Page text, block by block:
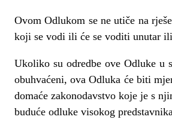
Ovom Odlukom se ne utiče na
koji se vodi ili će se voditi unutar
Ukoliko su odredbe ove Odluke u
obuhvaćeni, ova Odluka će biti
domaće zakonodavstvo koje je s
buduće odluke visokog